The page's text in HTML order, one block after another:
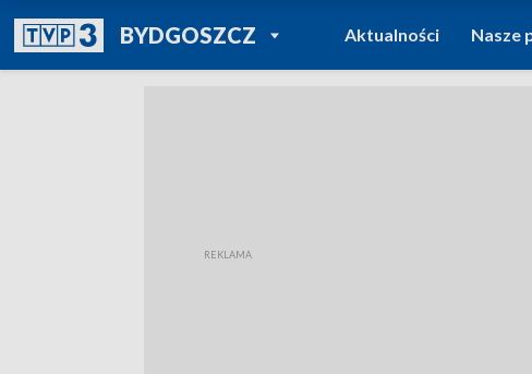
BYDGOSZCZPOWRÓT DO
TVP REGIONY
Aktualności Nasze